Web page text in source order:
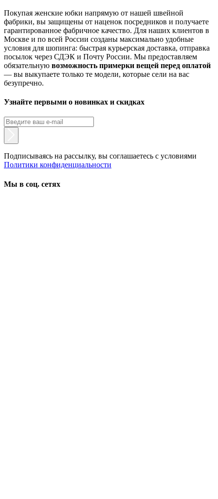
Покупая женские юбки напрямую от нашей швейной
фабрики, вы защищены от наценок посредников и получаете
гарантированное фабричное качество. Для наших клиентов в
Москве и по всей России созданы максимально удобные
условия для шопинга: быстрая курьерская доставка, отправка
посылок через СДЭК и Почту России. Мы предоставляем
обязательную возможность примерки вещей перед оплатой
— вы выкупаете только те модели, которые сели на вас
безупречно.
Узнайте первыми о новинках и скидках
Подписываясь на рассылку, вы соглашаетесь с условиями
Политики конфиденциальности
Мы в соц. сетях